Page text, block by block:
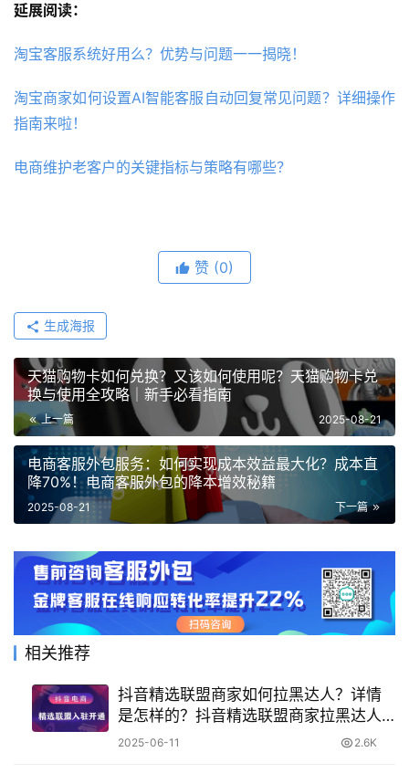
延展阅读：
淘宝客服系统好用么？优势与问题一一揭晓！
淘宝商家如何设置AI智能客服自动回复常见问题？详细操作
指南来啦！
电商维护老客户的关键指标与策略有哪些？
赞 (0)
生成海报
天猫购物卡如何兑换？又该如何使用呢？天猫购物卡兑
换与使用全攻略｜新手必看指南
上一篇 2025-08-21
电商客服外包服务：如何实现成本效益最大化？成本直
降70%！电商客服外包的降本增效秘籍
下一篇
2025-08-21
相关推荐
抖音精选联盟商家如何拉黑达人？详情
是怎样的？抖音精选联盟商家拉黑达人
操作全解析
2025-06-11 2.6K